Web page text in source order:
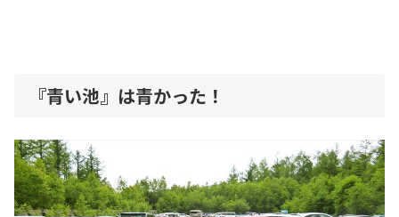
『青い池』は青かった！